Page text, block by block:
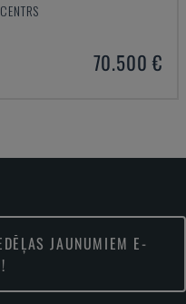
70.500 €
JAUNUMIEM E-